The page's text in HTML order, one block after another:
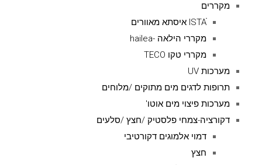
מקררים
ISTAׁׂ איסתא מאוורים
מקררי הילאה -hailea
מקררי טקו TECO
מערכות UV
תרופות לדגים מים מתוקים /מלוחים
מערכות פיצוי מים אוטו'
דקורציה-צמחי פלסטיק /חצץ /סלעים
דמוי אלמוגים דקורטיבי
חצץ